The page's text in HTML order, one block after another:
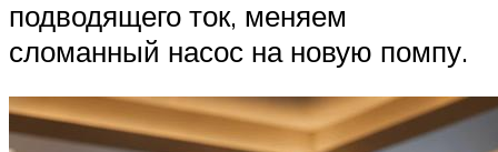
подводящего ток, меняем
сломанный насос на новую помпу.